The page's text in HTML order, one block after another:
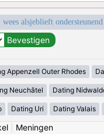
alsjeblieft ondersteunend
Appenzell Outer Rhodes
Neuchâtel Dating
Dating Uri Dating Valais
| Meningen